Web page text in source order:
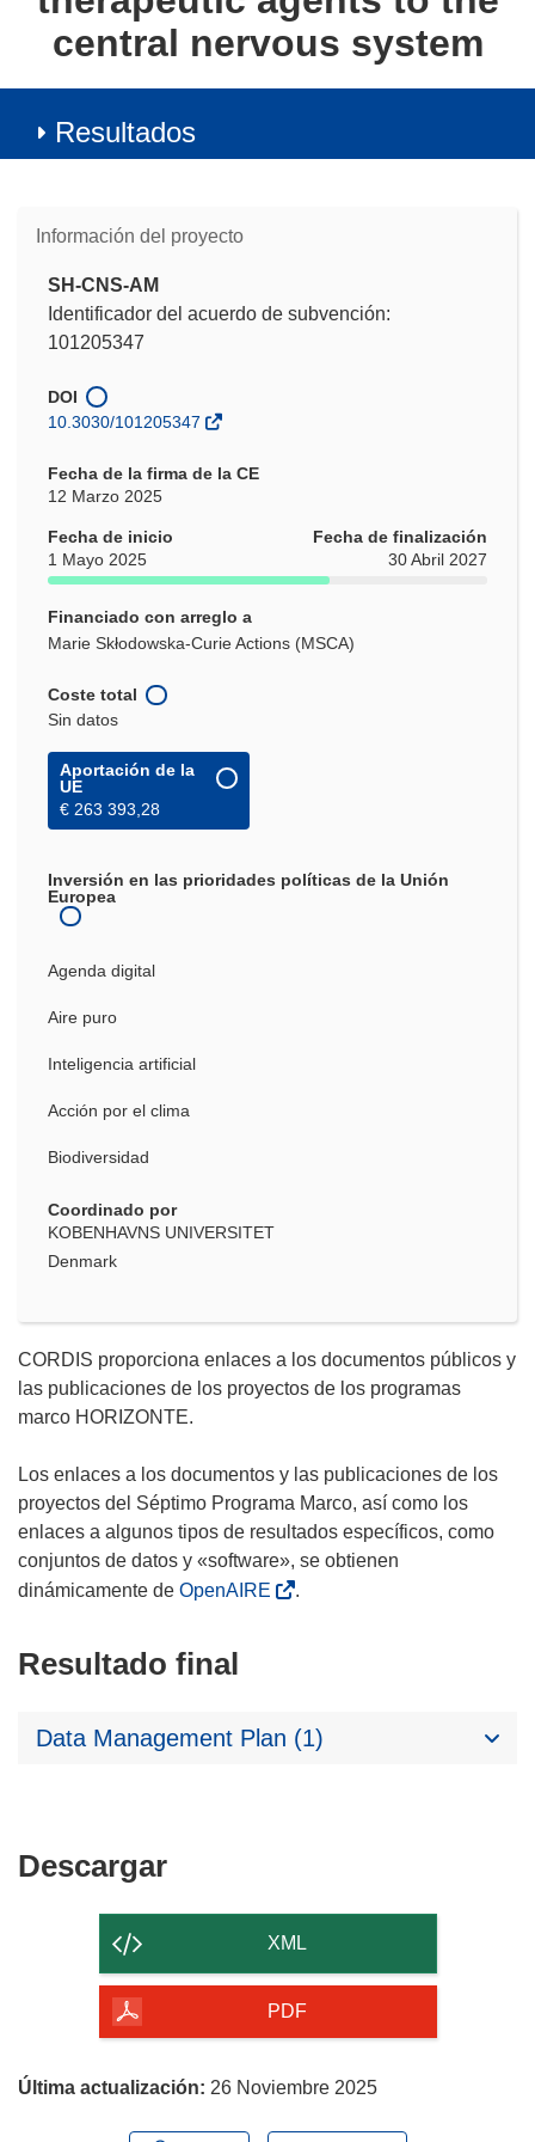
central nervous system
Resultados
Información del proyecto
SH-CNS-AM
Identificador del acuerdo de subvención:
101205347
DOI
10.3030/101205347
Fecha de la firma de la CE
12 Marzo 2025
Fecha de inicio
1 Mayo 2025
Fecha de finalización
30 Abril 2027
Financiado con arreglo a
Marie Skłodowska-Curie Actions (MSCA)
Coste total
Sin datos
Aportación de la
UE
€ 263 393,28
Inversión en las prioridades políticas de la Unión
Europea
Agenda digital
Aire puro
Inteligencia artificial
Acción por el clima
Biodiversidad
Coordinado por
KOBENHAVNS UNIVERSITET
Denmark
CORDIS proporciona enlaces a los documentos públicos y
las publicaciones de los proyectos de los programas
marco HORIZONTE.
Los enlaces a los documentos y las publicaciones de los
proyectos del Séptimo Programa Marco, así como los
enlaces a algunos tipos de resultados específicos, como
conjuntos de datos y «software», se obtienen
dinámicamente de OpenAIRE .
Resultado final
Data Management Plan (1)
DescargarDescargar
contenido
de
página
XML
PDF
Última actualización: 26 Noviembre 2025